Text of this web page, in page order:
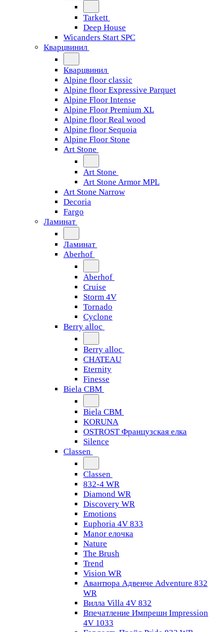
Tarkett
Deep House
Wicanders Start SPC
Кварцвинил
Кварцвинил
Alpine floor classic
Alpine floor Expressive Parquet
Alpine Floor Intense
Alpine Floor Premium XL
Alpine floor Real wood
Alpine floor Sequoia
Alpine Floor Stone
Art Stone
Art Stone
Art Stone Armor MPL
Art Stone Narrow
Decoria
Fargo
Ламинат
Ламинат
Aberhof
Aberhof
Cruise
Storm 4V
Tornado
Сyclone
Berry alloc
Berry alloc
CHATEAU
Eternity
Finesse
Biela CBM
Biela CBM
KORUNA
OSTROST Французская елка
Silence
Classen
Classen
832-4 WR
Diamond WR
Discovery WR
Emotions
Euphoria 4V 833
Manor елочка
Nature
The Brush
Trend
Vision WR
Авантюра Адвенче Adventure 832
WR
Вилла Villa 4V 832
Впечатление Импрешн Impression
4V 1033